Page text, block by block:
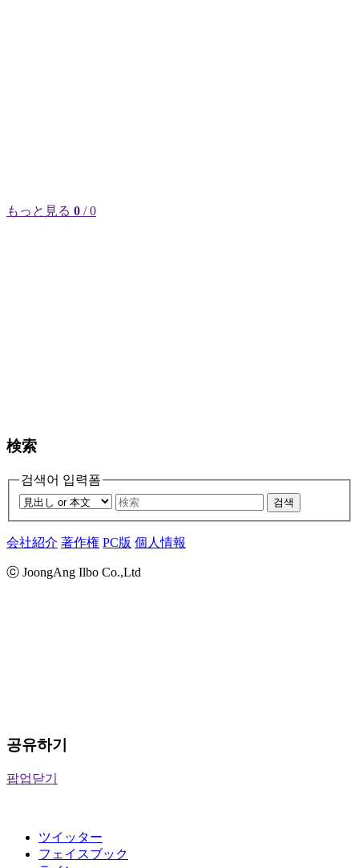
もっと見る 0 / 0
検索
검색어 입력폼
검색
会社紹介 著作権 PC版 個人情報
ⓒ JoongAng Ilbo Co.,Ltd
공유하기
팝업닫기
ツイッター
フェイスブック